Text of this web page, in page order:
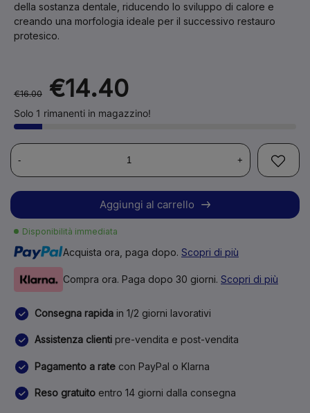
della sostanza dentale, riducendo lo sviluppo di calore e
creando una morfologia ideale per il successivo restauro
protesico.
€16.00 €14.40
Solo 1 rimanenti in magazzino!
- +
Aggiungi al carrello
Disponibilità immediata
Acquista ora, paga dopo. Scopri di più
Compra ora. Paga dopo 30 giorni. Scopri di più
Consegna rapida in 1/2 giorni lavorativi
Assistenza clienti pre-vendita e post-vendita
Pagamento a rate con PayPal o Klarna
Reso gratuito entro 14 giorni dalla consegna